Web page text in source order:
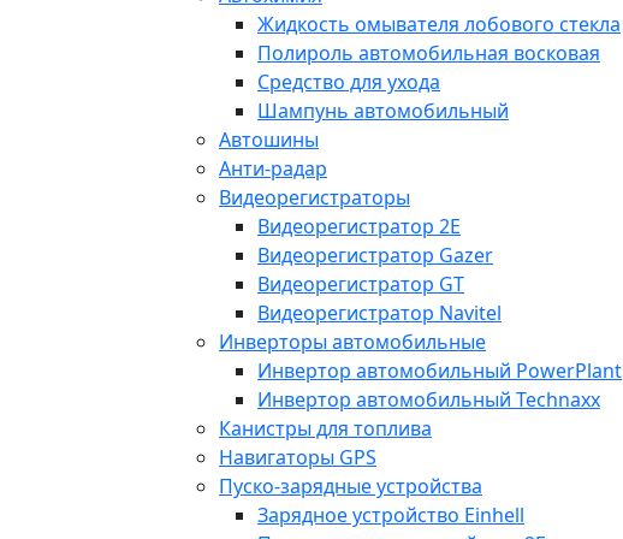
Жидкость омывателя лобового стекла
Полироль автомобильная восковая
Средство для ухода
Шампунь автомобильный
Автошины
Анти-радар
Видеорегистраторы
Видеорегистратор 2E
Видеорегистратор Gazer
Видеорегистратор GT
Видеорегистратор Navitel
Инверторы автомобильные
Инвертор автомобильный PowerPlant
Инвертор автомобильный Technaxx
Канистры для топлива
Навигаторы GPS
Пуско-зарядные устройства
Зарядное устройство Einhell